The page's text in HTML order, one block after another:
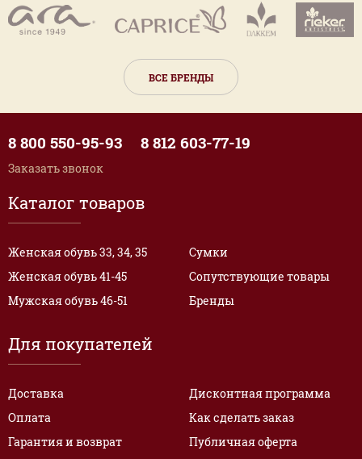
ВСЕ БРЕНДЫ
Каталог товаров
Женская обувь 33, 34, 35
Женская обувь 41-45
Мужская обувь 46-51
Сумки
Сопутствующие товары
Бренды
Для покупателей
Доставка
Оплата
Гарантия и возврат
Дисконтная программа
Как сделать заказ
Публичная оферта
8 800 550-95-93 8 812 603-77-19
Заказать звонок